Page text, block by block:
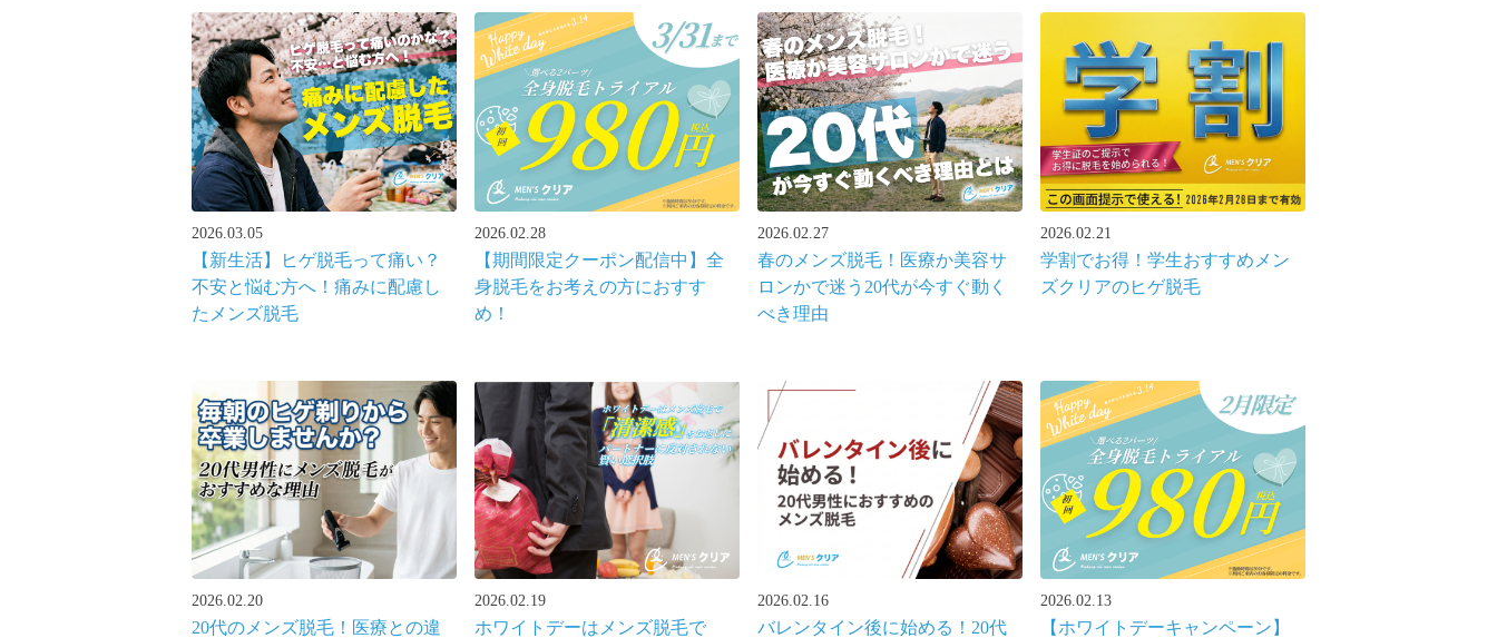
2026.03.05
【新生活】ヒゲ脱毛って痛い？
不安と悩む方へ！痛みに配慮し
たメンズ脱毛
2026.02.28
【期間限定クーポン配信中】全
身脱毛をお考えの方におすす
め！
2026.02.27
春のメンズ脱毛！医療か美容サ
ロンかで迷う20代が今すぐ動く
べき理由
2026.02.21
学割でお得！学生おすすめメン
ズクリアのヒゲ脱毛
2026.02.20
20代のメンズ脱毛！医療との違
2026.02.19
ホワイトデーはメンズ脱毛で
2026.02.16
バレンタイン後に始める！20代
2026.02.13
【ホワイトデーキャンペーン】